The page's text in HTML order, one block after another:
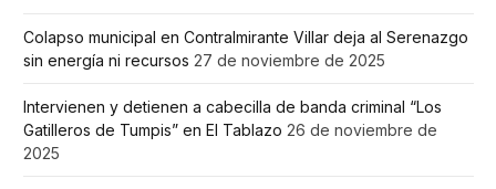
Colapso municipal en Contralmirante Villar deja al Serenazgo
sin energía ni recursos 27 de noviembre de 2025
Intervienen y detienen a cabecilla de banda criminal “Los
Gatilleros de Tumpis” en El Tablazo 26 de noviembre de
2025